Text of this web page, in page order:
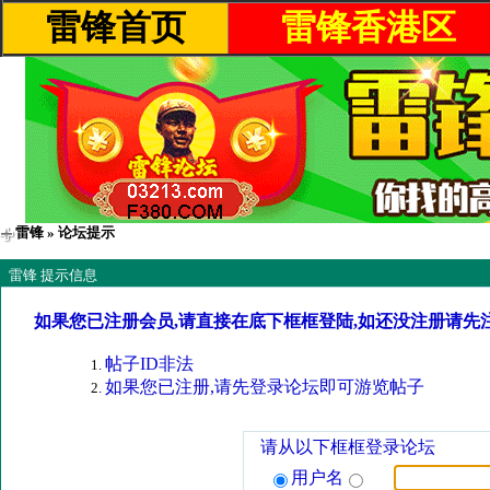
雷锋首页 雷锋香港区
雷锋 » 论坛提示
雷锋 提示信息
如果您已注册会员,请直接在底下框框登陆,如还没注册请先
帖子ID非法
如果您已注册,请先登录论坛即可游览帖子
请从以下框框登录论坛
用户名